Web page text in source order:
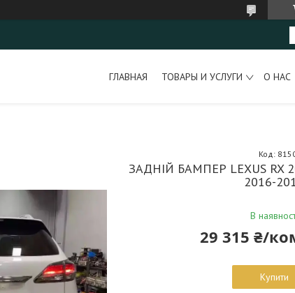
ГЛАВНАЯ ТОВАРЫ И УСЛУГИ О НАС
ЗАДНІЙ БАМПЕР LEXUS RX
2016-
В
Код:
29 315 ₴/
Купити